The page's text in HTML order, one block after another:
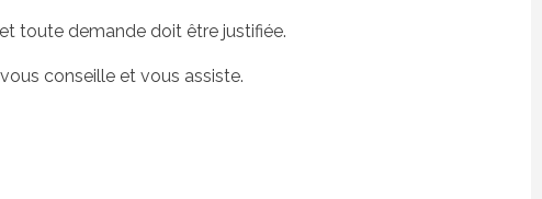
toute demande doit être justifiée.
conseille et vous assiste.